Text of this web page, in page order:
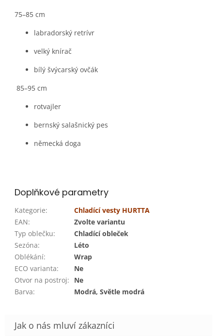
75–85 cm
labradorský retrívr
velký knírač
bílý švýcarský ovčák
85–95 cm
rotvajler
bernský salašnický pes
německá doga
Doplňkové parametry
Kategorie:
Chladící vesty HURTTA
EAN:
Zvolte variantu
Typ oblečku:
Chladící obleček
Sezóna:
Léto
Oblékání:
Wrap
ECO varianta:
Ne
Otvor na postroj:
Ne
Barva: Modrá, Světle modrá